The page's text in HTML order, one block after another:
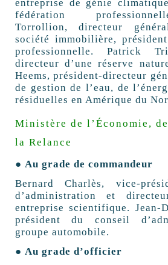
entreprise de génie
fédération
Torrollion, directeur
société immobilière,
professionnelle. Patrick
directeur d’une réserve
Heems, président-directeur
de gestion de l’eau, de
résiduelles en Amérique du
Ministère de l’Économie,
la Relance
● Au grade de commandeur
Bernard Charlès, vice-
d’administration et
entreprise scientifique. Jean-
président du conseil
groupe automobile.
● Au grade d’officier